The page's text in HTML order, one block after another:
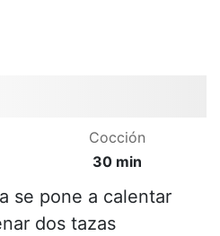
Cocción
30 min
se pone a calentar
dos tazas